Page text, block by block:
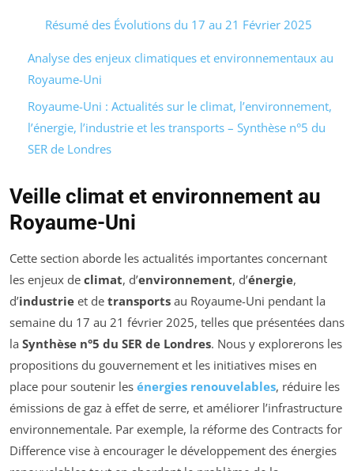
Résumé des Évolutions du 17 au 21 Février 2025
Analyse des enjeux climatiques et environnementaux au
Royaume-Uni
Royaume-Uni : Actualités sur le climat, l’environnement,
l’énergie, l’industrie et les transports – Synthèse n°5 du
SER de Londres
Veille climat et environnement au
Royaume-Uni
Cette section aborde les actualités importantes concernant
les enjeux de climat, d’environnement, d’énergie,
d’industrie et de transports au Royaume-Uni pendant la
semaine du 17 au 21 février 2025, telles que présentées dans
la Synthèse n°5 du SER de Londres. Nous y explorerons les
propositions du gouvernement et les initiatives mises en
place pour soutenir les énergies renouvelables, réduire les
émissions de gaz à effet de serre, et améliorer l’infrastructure
environnementale. Par exemple, la réforme des Contracts for
Difference vise à encourager le développement des énergies